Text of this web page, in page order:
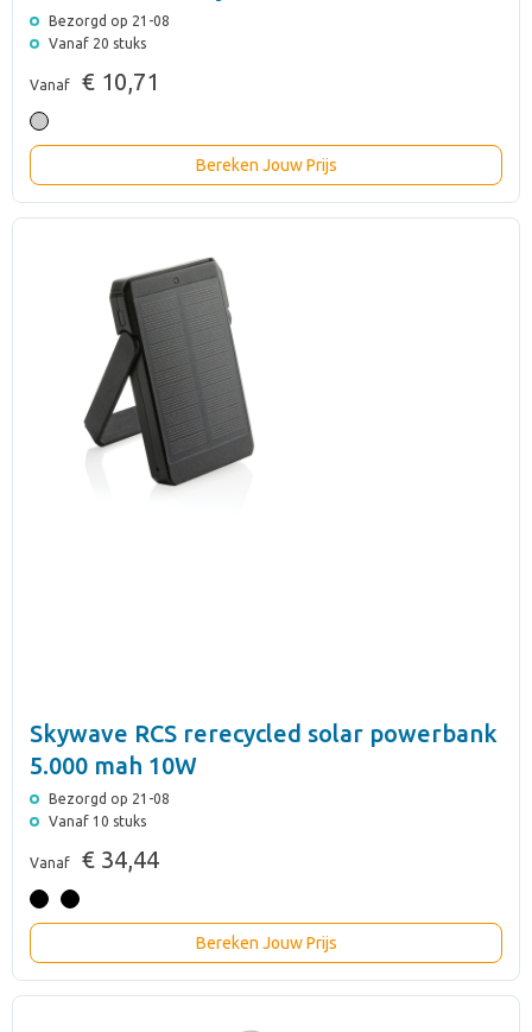
Bezorgd op 21-08
Vanaf 20 stuks
Vanaf € 10,71
Bereken Jouw Prijs
Skywave RCS rerecycled solar powerbank
5.000 mah 10W
Bezorgd op 21-08
Vanaf 10 stuks
Vanaf € 34,44
Bereken Jouw Prijs